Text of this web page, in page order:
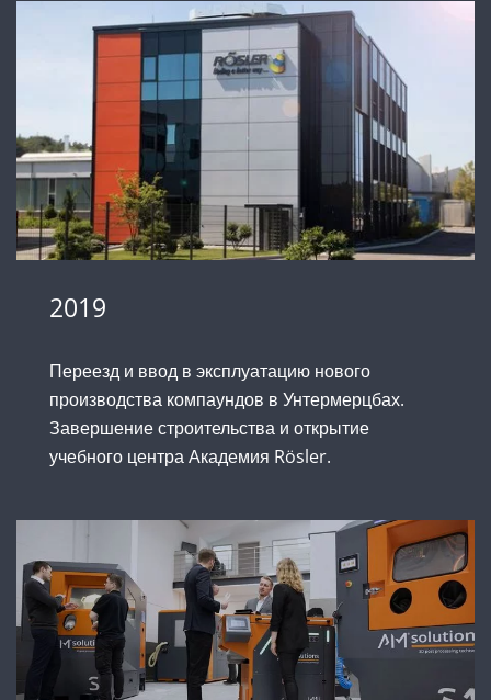
2019
Переезд и ввод в эксплуатацию нового
производства компаундов в Унтермерцбах.
Завершение строительства и открытие
учебного центра Академия Rösler.